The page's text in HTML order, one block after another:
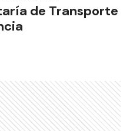
Estudiantes de
de Transporte